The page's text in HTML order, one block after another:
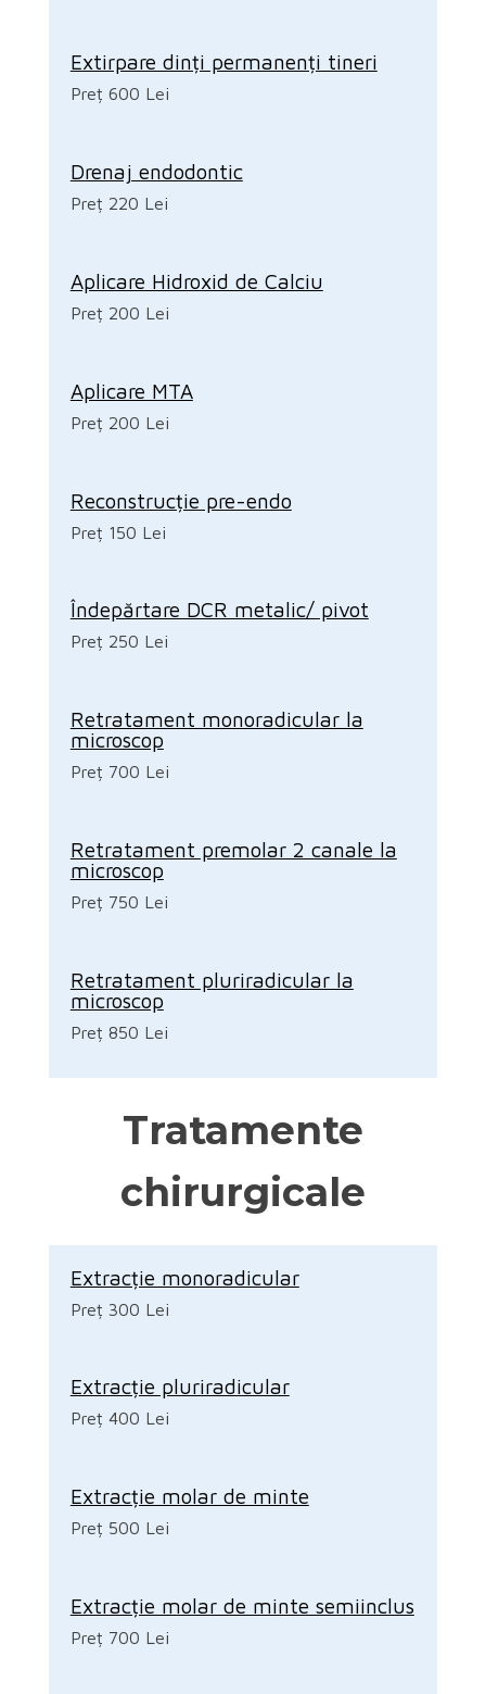
Extirpare dinți permanenți tineri
Preț 600 Lei
Drenaj endodontic
Preț 220 Lei
Aplicare Hidroxid de Calciu
Preț 200 Lei
Aplicare MTA
Preț 200 Lei
Reconstrucție pre-endo
Preț 150 Lei
Îndepărtare DCR metalic/ pivot
Preț 250 Lei
Retratament monoradicular la
microscop
Preț 700 Lei
Retratament premolar 2 canale la
microscop
Preț 750 Lei
Retratament pluriradicular la
microscop
Preț 850 Lei
Tratamente
chirurgicale
Extracție monoradicular
Preț 300 Lei
Extracție pluriradicular
Preț 400 Lei
Extracție molar de minte
Preț 500 Lei
Extracție molar de minte semiinclus
Preț 700 Lei